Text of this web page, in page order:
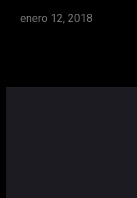
enero 12, 2018